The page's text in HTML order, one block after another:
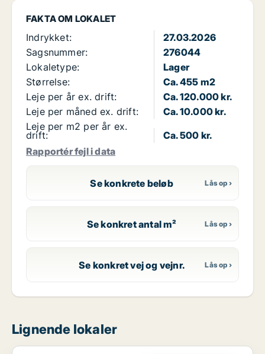
FAKTA OM LOKALET
Indrykket:
27.03.2026
Sagsnummer:
276044
Lokaletype:
Lager
Størrelse:
Ca. 455 m2
Leje per år ex. drift:
Ca. 120.000 kr.
Leje per måned ex. drift:
Ca. 10.000 kr.
Leje per m2 per år ex.
drift:
Ca. 500 kr.
Rapportér fejl i data
Se konkrete beløb
Se konkret antal m²
Se konkret vej og vejnr.
Lignende lokaler
Kontor i Nørre Alslev